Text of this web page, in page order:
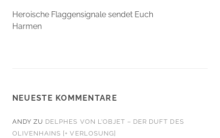
Heroische Flaggensignale sendet Euch
Harmen
NEUESTE KOMMENTARE
ANDY ZU DELPHES VON L’OBJET – DER DUFT DES
OLIVENHAINS [+ VERLOSUNG]